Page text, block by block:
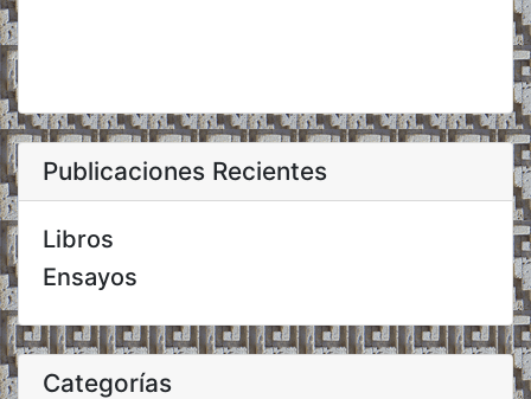
Publicaciones Recientes
Libros
Ensayos
Categorías